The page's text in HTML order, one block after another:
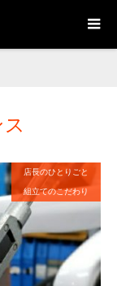
店長のひとりごと
組立てのこだわり